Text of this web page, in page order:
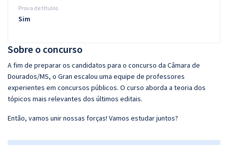
Sobre o concurso
A fim de preparar os candidatos para o concurso da Câmara de
Dourados/MS, o Gran escalou uma equipe de professores
experientes em concursos públicos. O curso aborda a teoria dos
tópicos mais relevantes dos últimos editais.
Então, vamos unir nossas forças! Vamos estudar juntos?
Prova de títulos
Sim